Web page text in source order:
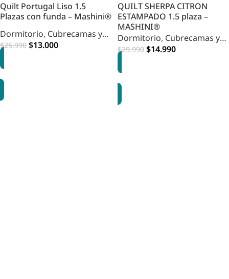
Quilt Portugal Liso 1.5
Plazas con funda – Mashini®
Dormitorio, Cubrecamas y
Quilts,HOME DORMITORIO
$25.990 $13.000
QUILT SHERPA CITRON
ESTAMPADO 1.5 plaza –
MASHINI®
Dormitorio, Cubrecamas y
Quilts,HOME DORMITORIO
$29.990 $14.990